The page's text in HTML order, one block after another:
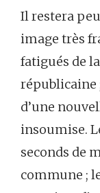
Il restera
image très
fatigués de
républicaine
d’une
insoumise.
seconds de
commune ;